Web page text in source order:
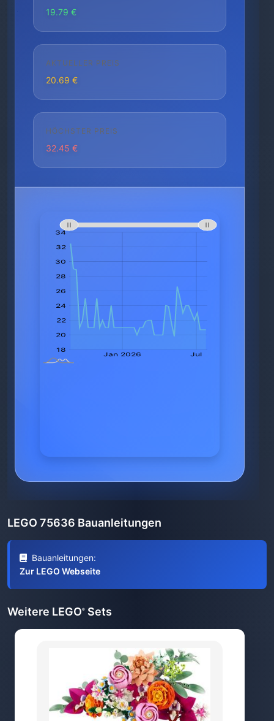
19.79 €
AKTUELLER PREIS
20.69 €
HÖCHSTER PREIS
32.45 €
LEGO 75636 Bauanleitungen
Bauanleitungen:
Zur LEGO Webseite
Weitere LEGO® Sets